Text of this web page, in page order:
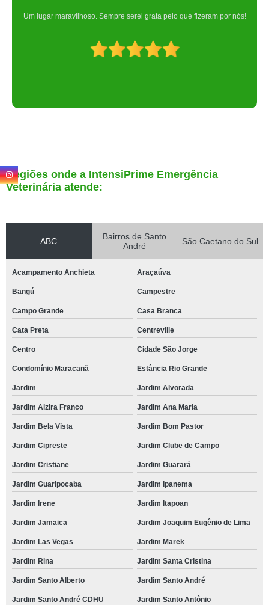
Um lugar maravilhoso. Sempre serei grata pelo que fizeram por nós!
Regiões onde a IntensiPrime Emergência
Veterinária atende:
ABC
Bairros de Santo
André
São Caetano do Sul
Acampamento Anchieta Araçaúva
Bangú Campestre
Campo Grande Casa Branca
Cata Preta Centreville
Centro Cidade São Jorge
Condomínio Maracanã Estância Rio Grande
Jardim Jardim Alvorada
Jardim Alzira Franco Jardim Ana Maria
Jardim Bela Vista Jardim Bom Pastor
Jardim Cipreste Jardim Clube de Campo
Jardim Cristiane Jardim Guarará
Jardim Guaripocaba Jardim Ipanema
Jardim Irene Jardim Itapoan
Jardim Jamaica Jardim Joaquim Eugênio de Lima
Jardim Las Vegas Jardim Marek
Jardim Rina Jardim Santa Cristina
Jardim Santo Alberto Jardim Santo André
Jardim Santo André CDHU Jardim Santo Antônio